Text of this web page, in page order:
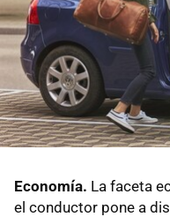
Economía. La faceta
el conductor pone a